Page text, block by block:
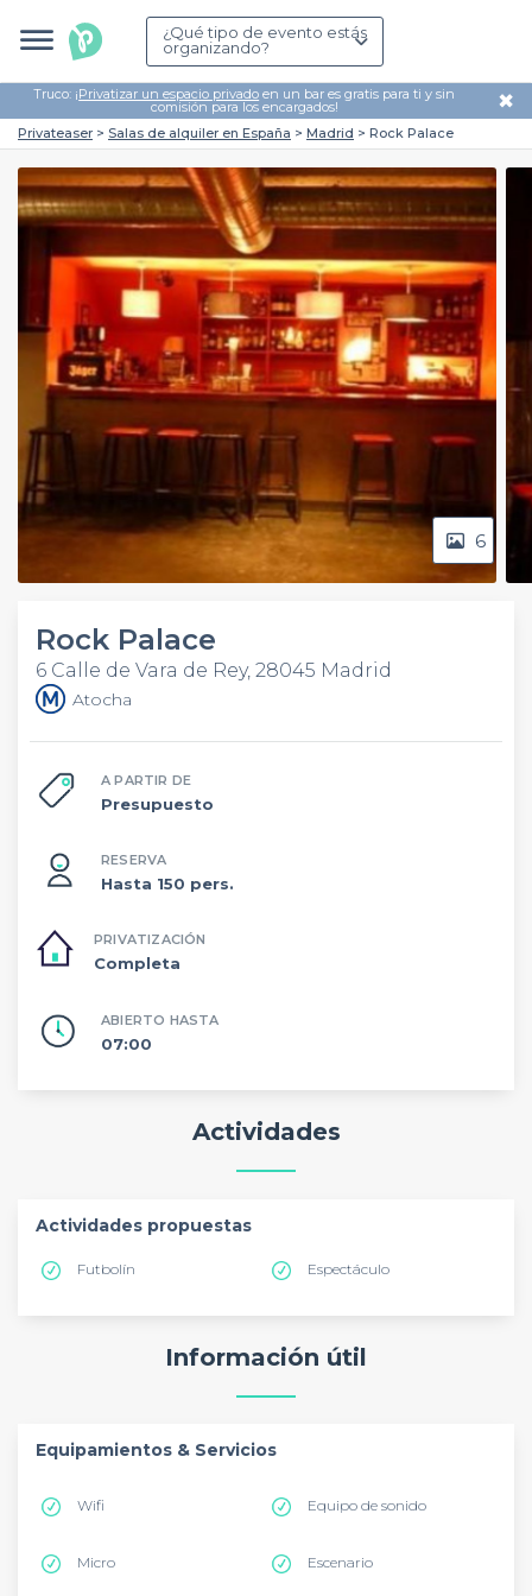
¿Qué tipo de evento estás
organizando?
Truco: ¡Privatizar un espacio privado en un bar es gratis para ti y sin
comisión para los encargados! ✖
Privateaser Salas de alquiler en España Madrid Rock Palace
6
Rock Palace
6 Calle de Vara de Rey, 28045 Madrid
Atocha
A PARTIR DE
Presupuesto
RESERVA
Hasta 150 pers.
PRIVATIZACIÓN
Completa
ABIERTO HASTA
07:00
Actividades
Actividades propuestas
Futbolín Espectáculo
Información útil
Equipamientos & Servicios
Wifi Equipo de sonido
Micro Escenario